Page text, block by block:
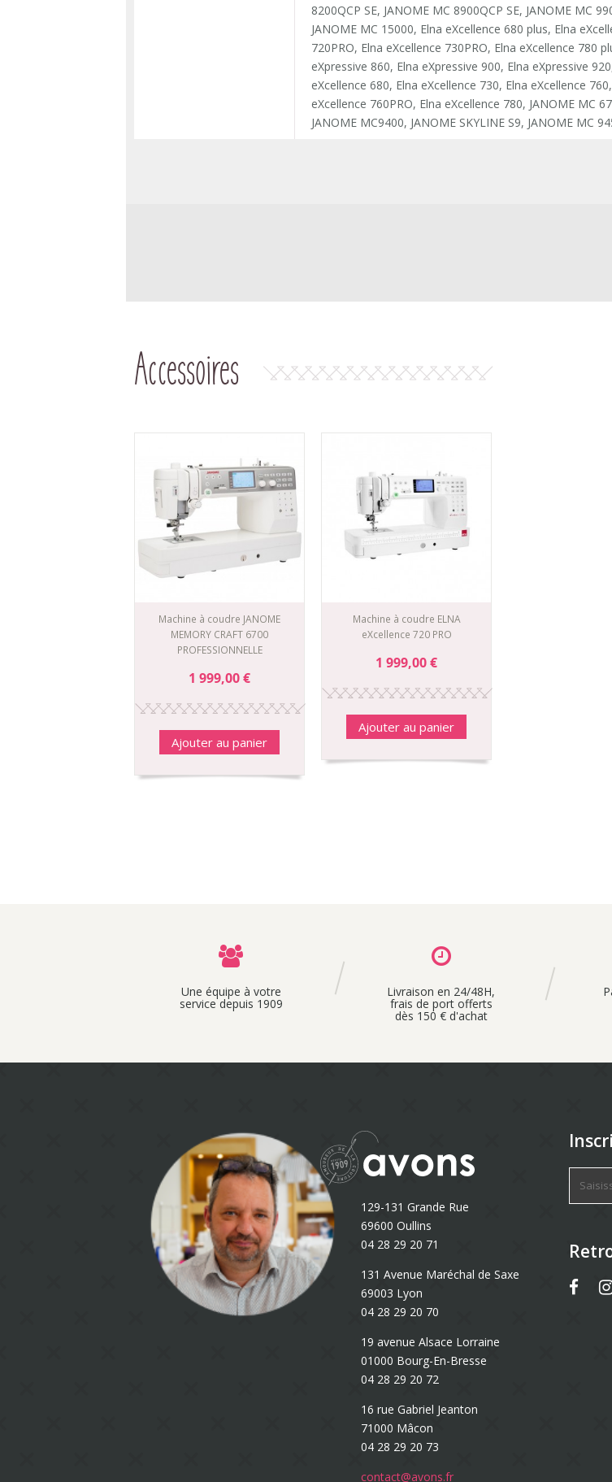
8200QCP SE, JANOME MC 8900QCP SE, JANOME MC
JANOME MC 15000, Elna eXcellence 680 plus, Elna
720PRO, Elna eXcellence 730PRO, Elna eXcellence 780
eXpressive 860, Elna eXpressive 900, Elna eXpressive
eXcellence 680, Elna eXcellence 730, Elna eXcellence
eXcellence 760PRO, Elna eXcellence 780, JANOME MC
JANOME MC9400, JANOME SKYLINE S9, JANOME MC
Accessoires
Machine à coudre JANOME
MEMORY CRAFT 6700
PROFESSIONNELLE
1 999,00 €
Ajouter au panier
Machine à coudre ELNA
eXcellence 720 PRO
1 999,00 €
Ajouter au panier
Une équipe à votre
service depuis 1909
Livraison en 24/48H,
frais de port offerts
dès 150 € d'achat
129-131 Grande Rue
69600 Oullins
04 28 29 20 71
131 Avenue Maréchal de Saxe
69003 Lyon
04 28 29 20 70
19 avenue Alsace Lorraine
01000 Bourg-En-Bresse
04 28 29 20 72
16 rue Gabriel Jeanton
71000 Mâcon
04 28 29 20 73
contact@avons.fr